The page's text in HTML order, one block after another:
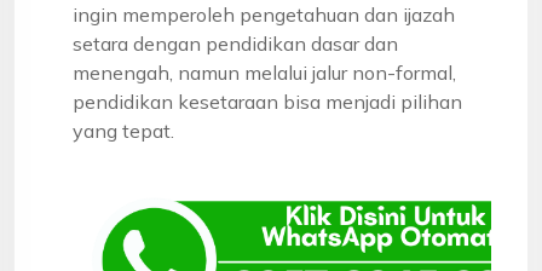
ingin memperoleh pengetahuan dan ijazah
setara dengan pendidikan dasar dan
menengah, namun melalui jalur non-formal,
pendidikan kesetaraan bisa menjadi pilihan
yang tepat.